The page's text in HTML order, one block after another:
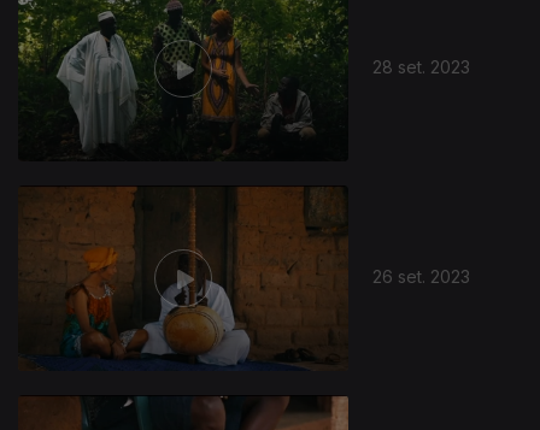
28 set. 2023
26 set. 2023